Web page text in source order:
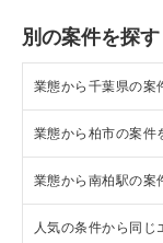
別の案件を探す
業態から千葉県の案
千葉県のラーメン
千葉県のフランス
千葉県のイタリア
業態から柏市の案件
柏市のラーメンの
柏市のイタリア料
業態から南柏駅の案
南柏駅のお弁当・
人気の条件から同じ